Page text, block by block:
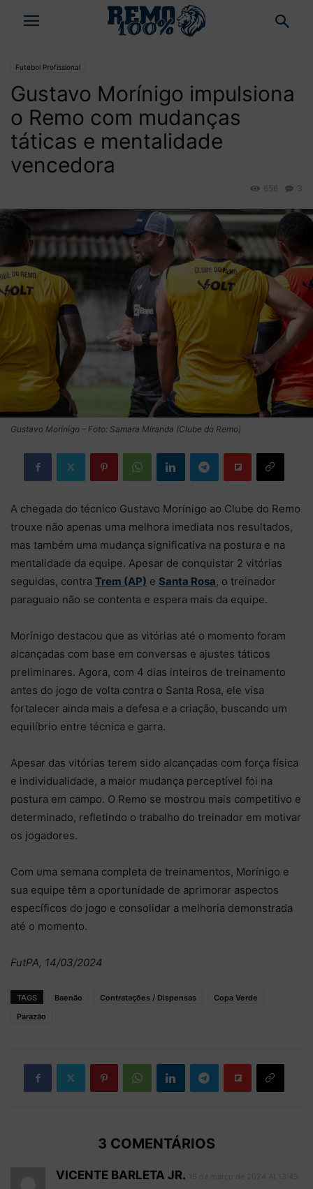
Futebol Profissional
Gustavo Morínigo impulsiona
o Remo com mudanças
táticas e mentalidade
vencedora
3
656
Gustavo Morínigo – Foto: Samara Miranda (Clube do Remo)
A chegada do técnico Gustavo Morínigo ao Clube do Remo
trouxe não apenas uma melhora imediata nos resultados,
mas também uma mudança significativa na postura e na
mentalidade da equipe. Apesar de conquistar 2 vitórias
seguidas, contra Trem (AP) e Santa Rosa, o treinador
paraguaio não se contenta e espera mais da equipe.
Morínigo destacou que as vitórias até o momento foram
alcançadas com base em conversas e ajustes táticos
preliminares. Agora, com 4 dias inteiros de treinamento
antes do jogo de volta contra o Santa Rosa, ele visa
fortalecer ainda mais a defesa e a criação, buscando um
equilíbrio entre técnica e garra.
Apesar das vitórias terem sido alcançadas com força física
e individualidade, a maior mudança perceptível foi na
postura em campo. O Remo se mostrou mais competitivo e
determinado, refletindo o trabalho do treinador em motivar
os jogadores.
Com uma semana completa de treinamentos, Morínigo e
sua equipe têm a oportunidade de aprimorar aspectos
específicos do jogo e consolidar a melhoria demonstrada
até o momento.
FutPA, 14/03/2024
TAGS Baenão Contratações / Dispensas
Copa Verde
Parazão
3 COMENTÁRIOS
VICENTE BARLETA JR.